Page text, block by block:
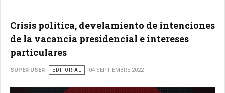
Crisis política, develamiento de intenciones
de la vacancia presidencial e intereses
particulares
SUPER USER EDITORIAL 04 SEPTIEMBRE 2022